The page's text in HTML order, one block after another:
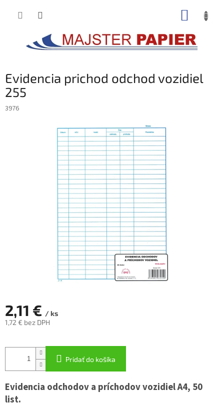
Evidencia prichod odchod vozidiel
255
3976
2,11 € / ks
1,72 € bez DPH
cena:
Pridať do košíka
Evidencia odchodov a príchodov vozidiel A4, 50
list.